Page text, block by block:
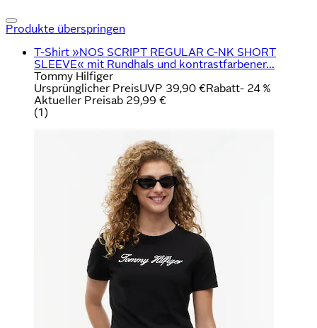
Produkte überspringen
T-Shirt »NOS SCRIPT REGULAR C-NK SHORT
SLEEVE« mit Rundhals und kontrastfarbener...
Tommy Hilfiger
Ursprünglicher PreisUVP 39,90 €Rabatt- 24 %
Aktueller Preisab 29,99 €
(1)